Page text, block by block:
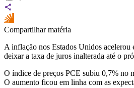
Compartilhar matéria
A inflação nos Estados Unidos
deixar a taxa de juros inalterada até o
O índice de preços PCE subiu 0,7% no
O aumento ficou em linha com as